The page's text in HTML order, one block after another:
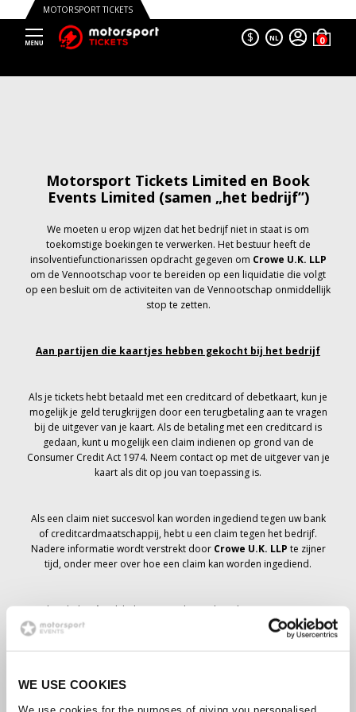
WE USE COOKIES
MOTORSPORT TICKETS
$ NL
Motorsport Tickets Limited en Book
Events Limited (samen „het bedrijf”)
We moeten u erop wijzen dat het bedrijf niet in staat is om
toekomstige boekingen te verwerken. Het bestuur heeft de
insolventiefunctionarissen opdracht gegeven om Crowe U.K. LLP
om de Vennootschap voor te bereiden op een liquidatie die volgt
op een besluit om de activiteiten van de Vennootschap onmiddellijk
stop te zetten.
Aan partijen die kaartjes hebben gekocht bij het bedrijf
Als je tickets hebt betaald met een creditcard of debetkaart, kun je
mogelijk je geld terugkrijgen door een terugbetaling aan te vragen
bij de uitgever van je kaart. Als de betaling met een creditcard is
gedaan, kunt u mogelijk een claim indienen op grond van de
Consumer Credit Act 1974. Neem contact op met de uitgever van je
kaart als dit op jou van toepassing is.
Als een claim niet succesvol kan worden ingediend tegen uw bank
of creditcardmaatschappij, hebt u een claim tegen het bedrijf.
Nadere informatie wordt verstrekt door Crowe U.K. LLP te zijner
tijd, onder meer over hoe een claim kan worden ingediend.
Als je hebtnietIk heb een annuleringsbericht ontvangen met
betrekking tot je ticketbestelling, je boeking is niet geannuleerd en
er wordt verwacht dat je de tickets die je hebt besteld te zijner tijd
zult ontvangen. Het management van het bedrijf werkt samen met